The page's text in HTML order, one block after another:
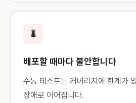
🐛
배포할 때마다 불안합니다
수동 테스트는 커버리지에 한계가
장애로 이어집니다.